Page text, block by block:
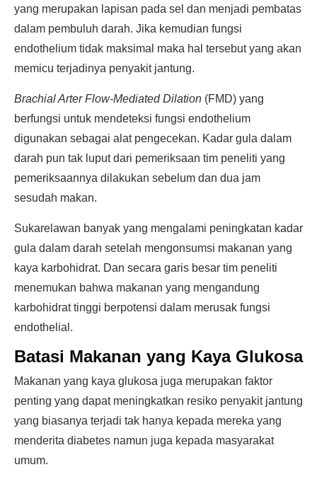
yang merupakan lapisan pada sel dan menjadi pembatas
dalam pembuluh darah. Jika kemudian fungsi
endothelium tidak maksimal maka hal tersebut yang akan
memicu terjadinya penyakit jantung.
Brachial Arter Flow-Mediated Dilation (FMD) yang
berfungsi untuk mendeteksi fungsi endothelium
digunakan sebagai alat pengecekan. Kadar gula dalam
darah pun tak luput dari pemeriksaan tim peneliti yang
pemeriksaannya dilakukan sebelum dan dua jam
sesudah makan.
Sukarelawan banyak yang mengalami peningkatan kadar
gula dalam darah setelah mengonsumsi makanan yang
kaya karbohidrat. Dan secara garis besar tim peneliti
menemukan bahwa makanan yang mengandung
karbohidrat tinggi berpotensi dalam merusak fungsi
endothelial.
Batasi Makanan yang Kaya Glukosa
Makanan yang kaya glukosa juga merupakan faktor
penting yang dapat meningkatkan resiko penyakit jantung
yang biasanya terjadi tak hanya kepada mereka yang
menderita diabetes namun juga kepada masyarakat
umum.